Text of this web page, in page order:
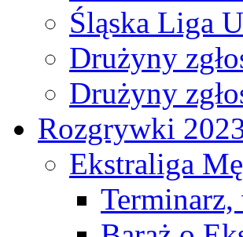
Śląska Liga
Drużyny
Drużyny
Rozgrywki
Ekstraliga